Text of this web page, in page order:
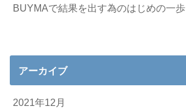
BUYMAで結果を出す為のはじめの一歩
アーカイブ
2021年12月